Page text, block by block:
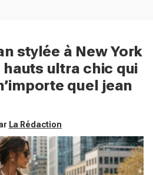
stylée à New York
hauts ultra chic qui
quel jean
La Rédaction